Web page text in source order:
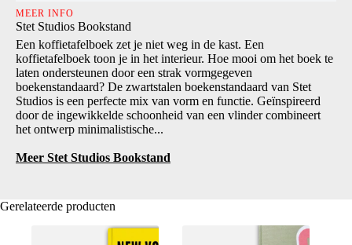
MEER INFO
Stet Studios Bookstand
Een koffietafelboek zet je niet weg in de kast. Een
koffietafelboek toon je in het interieur. Hoe mooi om het boek te
laten ondersteunen door een strak vormgegeven
boekenstandaard? De zwartstalen boekenstandaard van Stet
Studios is een perfecte mix van vorm en functie. Geïnspireerd
door de ingewikkelde schoonheid van een vlinder combineert
het ontwerp minimalistische...
Meer Stet Studios Bookstand
Gerelateerde producten